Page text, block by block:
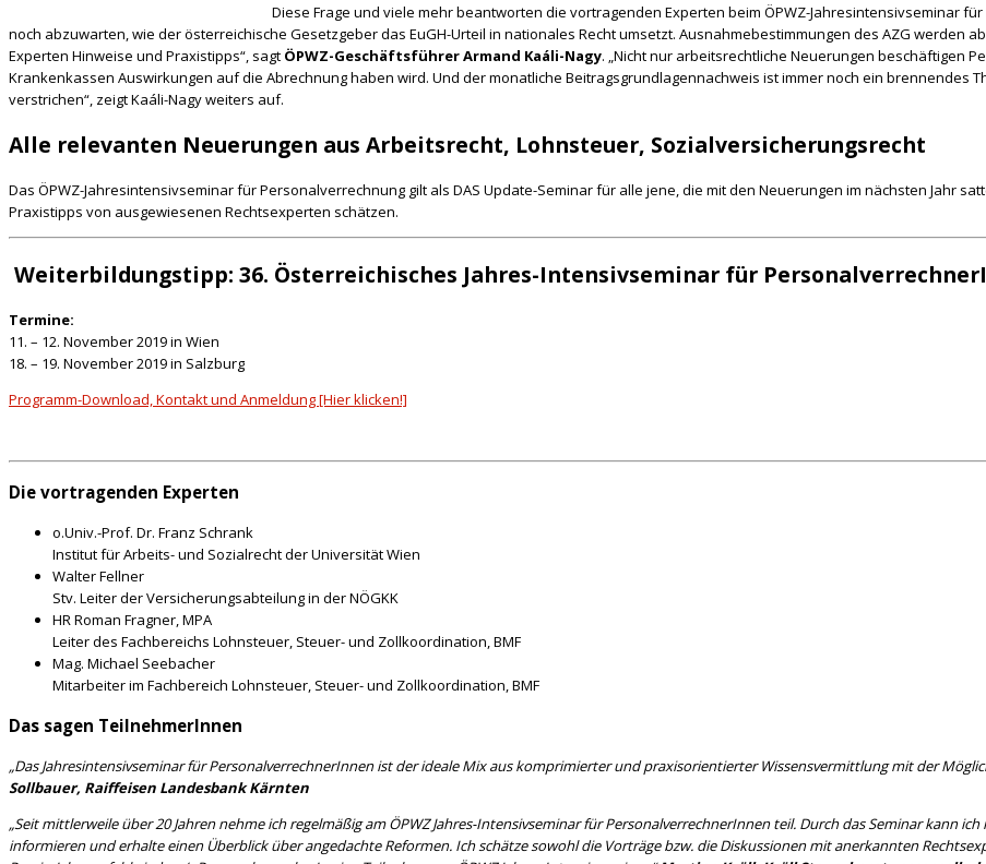
Diese Frage und viele mehr beantworten die vortragenden Experten beim ÖPWZ-Jahresintensivseminar
noch abzuwarten, wie der österreichische Gesetzgeber das EuGH-Urteil in nationales Recht umsetzt. Ausnahmebestimmungen des AZG werden
Experten Hinweise und Praxistipps“, sagt ÖPWZ-Geschäftsführer Armand Kaáli-Nagy. „Nicht nur arbeitsrechtliche Neuerungen beschäftigen
Krankenkassen Auswirkungen auf die Abrechnung haben wird. Und der monatliche Beitragsgrundlagennachweis ist immer noch ein brennendes
verstrichen“, zeigt Kaáli-Nagy weiters auf.
Alle relevanten Neuerungen aus Arbeitsrecht, Lohnsteuer, Sozialversicherungsrecht
Das ÖPWZ-Jahresintensivseminar für Personalverrechnung gilt als DAS Update-Seminar für alle jene, die mit den Neuerungen im nächsten Jahr
Praxistipps von ausgewiesenen Rechtsexperten schätzen.
Weiterbildungstipp: 36. Österreichisches Jahres-Intensivseminar für
Termine:
11. – 12. November 2019 in Wien
18. – 19. November 2019 in Salzburg
Programm-Download, Kontakt und Anmeldung [Hier klicken!]
Die vortragenden Experten
o.Univ.-Prof. Dr. Franz Schrank
Institut für Arbeits- und Sozialrecht der Universität Wien
Walter Fellner
Stv. Leiter der Versicherungsabteilung in der NÖGKK
HR Roman Fragner, MPA
Leiter des Fachbereichs Lohnsteuer, Steuer- und Zollkoordination, BMF
Mag. Michael Seebacher
Mitarbeiter im Fachbereich Lohnsteuer, Steuer- und Zollkoordination, BMF
Das sagen TeilnehmerInnen
„Das Jahresintensivseminar für PersonalverrechnerInnen ist der ideale Mix aus komprimierter und praxisorientierter Wissensvermittlung mit der
Sollbauer, Raiffeisen Landesbank Kärnten
„Seit mittlerweile über 20 Jahren nehme ich regelmäßig am ÖPWZ Jahres-Intensivseminar für PersonalverrechnerInnen teil. Durch das Seminar kann
informieren und erhalte einen Überblick über angedachte Reformen. Ich schätze sowohl die Vorträge bzw. die Diskussionen mit anerkannten